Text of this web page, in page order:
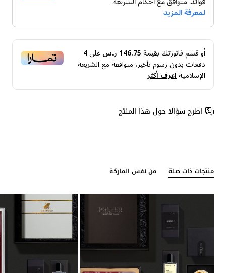
أو قسم فاتورتك بقيمة 146.75 ر.س على4
دفعات بدون رسوم تأخير، متوافقة مع الشريعة
الإسلاميةاعرف أكثر
اطرح سؤالا حول هذا المنتج
منتجات ذات صلة من نفس الماركة